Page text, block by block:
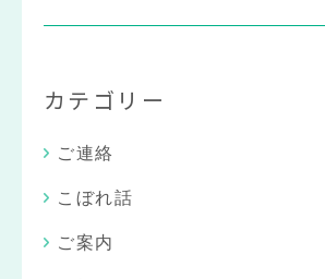
カテゴリー
ご連絡
こぼれ話
ご案内